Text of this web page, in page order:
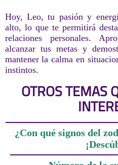
Hoy, Leo, tu pasión y
alto, lo que te permitirá
relaciones personales.
alcanzar tus metas y
mantener la calma en
instintos.
OTROS TEMAS
¿Con qué signos del